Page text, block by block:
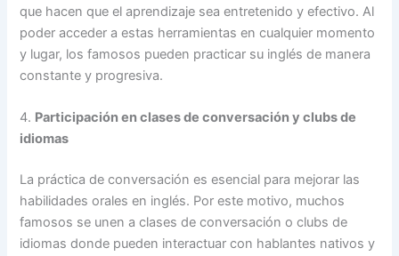
que hacen que el aprendizaje sea entretenido y efectivo. Al
poder acceder a estas herramientas en cualquier momento
y lugar, los famosos pueden practicar su inglés de manera
constante y progresiva.
4. Participación en clases de conversación y clubs de
idiomas
La práctica de conversación es esencial para mejorar las
habilidades orales en inglés. Por este motivo, muchos
famosos se unen a clases de conversación o clubs de
idiomas donde pueden interactuar con hablantes nativos y